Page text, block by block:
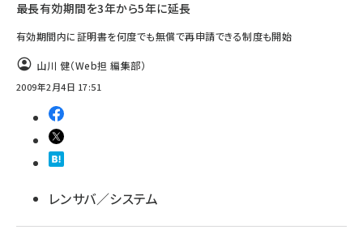
ai (2804)
youtube (2431)
note (2312)
z世代 (1622)
llmo (1163)
最長有効期間を3年から5年に延長
有効期間内に証明書を何度でも無償で再申請できる制度も開始
山川 健（Web担 編集部）
2009年2月4日 17:51
レンサバ／システム